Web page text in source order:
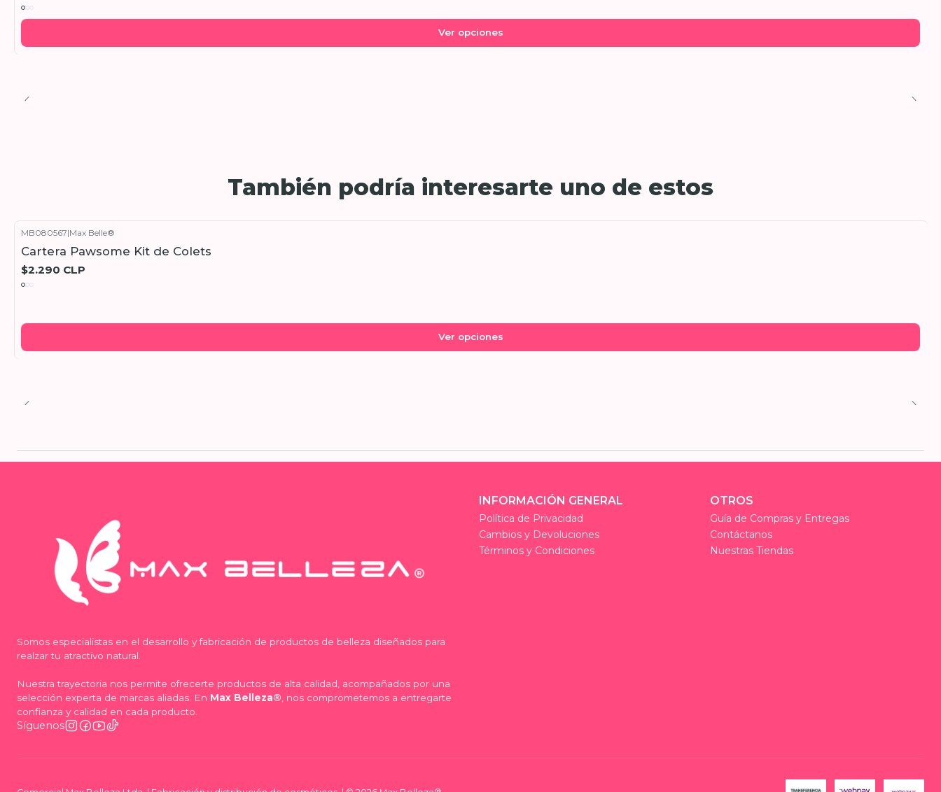
Ver opciones
También podría interesarte uno de estos
MB080567|Max Belle®
Cartera Pawsome Kit de Colets
$2.290 CLP
Ver opciones
Somos especialistas en el desarrollo y fabricación de productos de belleza diseñados para
realzar tu atractivo natural.
Nuestra trayectoria nos permite ofrecerte productos de alta calidad, acompañados por una
selección experta de marcas aliadas. En Max Belleza® , nos comprometemos a entregarte
confianza y calidad en cada producto.
Síguenos
INFORMACIÓN GENERAL
Política de Privacidad
Cambios y Devoluciones
Términos y Condiciones
OTROS
Guía de Compras y Entregas
Contáctanos
Nuestras Tiendas